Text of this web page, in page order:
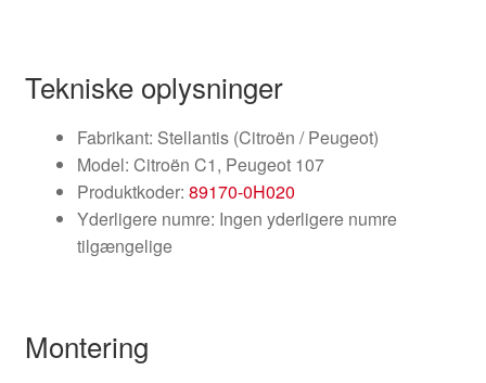
Tekniske oplysninger
Fabrikant: Stellantis (Citroën / Peugeot)
Model: Citroën C1, Peugeot 107
Produktkoder: 89170-0H020
Yderligere numre: Ingen yderligere numre
tilgængelige
Montering